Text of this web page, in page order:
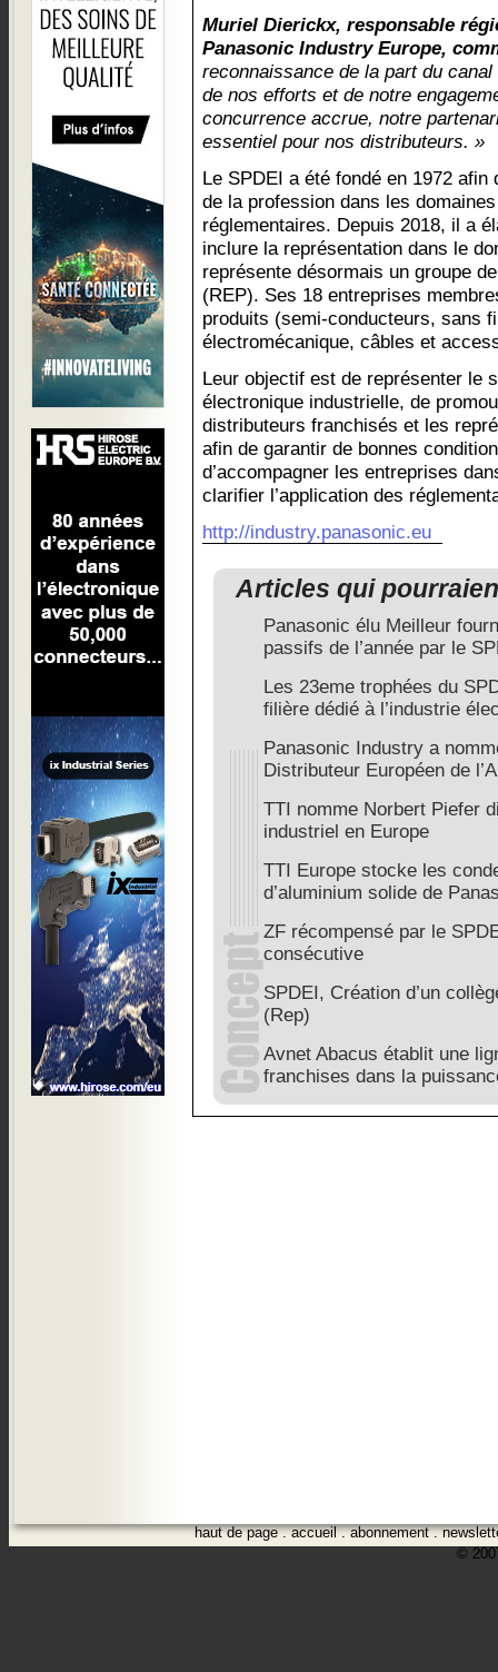
Muriel Dierickx, responsable
Panasonic Industry Europe,
reconnaissance de la part du
de nos efforts et de notre
concurrence accrue, notre
essentiel pour nos distributeurs. »
Le SPDEI a été fondé en 1972
de la profession dans les
réglementaires. Depuis 2018, il a
inclure la représentation dans le
représente désormais un groupe
(REP). Ses 18 entreprises
produits (semi-conducteurs, sans
électromécanique, câbles et
Leur objectif est de représenter le
électronique industrielle, de
distributeurs franchisés et les
afin de garantir de bonnes
d’accompagner les entreprises
clarifier l’application des
http://industry.panasonic.eu
Articles qui
Panasonic élu Meilleur
passifs de l’année par le
Les 23eme trophées du
filière dédié à l’industrie
Panasonic Industry a
Distributeur Européen de
TTI nomme Norbert Piefer
industriel en Europe
TTI Europe stocke les
d’aluminium solide de
ZF récompensé par le
consécutive
SPDEI, Création d’un
(Rep)
Avnet Abacus établit une
franchises dans la
haut de page.accueil.abonnement.
©